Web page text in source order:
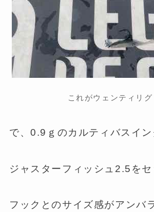
これがウェンティリグ
で、0.9ｇのカルティバスイン
ジャスターフィッシュ2.5をセ
フックとのサイズ感がアンバ